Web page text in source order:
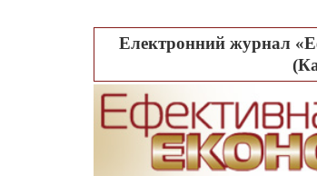
Електронний журнал